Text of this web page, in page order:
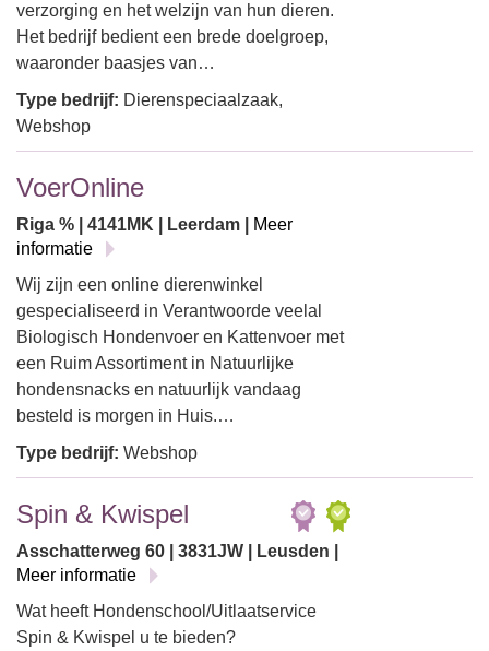
verzorging en het welzijn van hun dieren.
Het bedrijf bedient een brede doelgroep,
waaronder baasjes van…
Type bedrijf: Dierenspeciaalzaak,
Webshop
VoerOnline
Riga % | 4141MK | Leerdam |
Meer
informatie
Wij zijn een online dierenwinkel
gespecialiseerd in Verantwoorde veelal
Biologisch Hondenvoer en Kattenvoer met
een Ruim Assortiment in Natuurlijke
hondensnacks en natuurlijk vandaag
besteld is morgen in Huis.…
Type bedrijf: Webshop
Spin & Kwispel
Asschatterweg 60 | 3831JW | Leusden |
Meer informatie
Wat heeft Hondenschool/Uitlaatservice
Spin & Kwispel u te bieden?